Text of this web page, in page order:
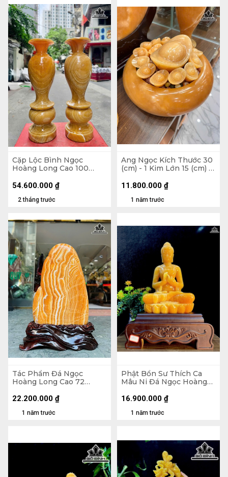
Cặp Lộc Bình Ngọc
Hoàng Long Cao 100
2 tháng trước
54.600.000 ₫
Ang Ngọc Kích Thước 30
(cm) - 1 Kim Lớn 15 (cm) -
1 năm trước
11.800.000 ₫
Tác Phẩm Đá Ngọc
Hoàng Long Cao 72
Cao Cả Đế 86 (cm) - Nặng
1 năm trước
22.200.000 ₫
Phật Bổn Sư Thích Ca
Mâu Ni Đá Ngọc Hoàng
Ngang 37 Sâu 22 (cm)
1 năm trước
16.900.000 ₫